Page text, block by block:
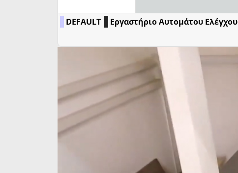
DEFAULT Εργαστήριο Αυτομάτου Ελέγχου